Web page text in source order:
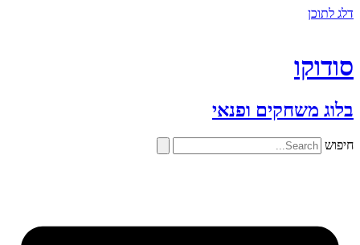
דלג לתוכן
סודוקו
בלוג משחקים ופנאי
חיפוש